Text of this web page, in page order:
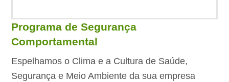
Programa de Segurança
Comportamental
Espelhamos o Clima e a Cultura de Saúde,
Segurança e Meio Ambiente da sua empresa